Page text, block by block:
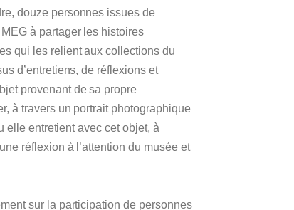
douze personnes issues de
à partager les histoires
qui les relient aux collections du
d’entretiens, de réflexions et
provenant de sa propre
à travers un portrait photographique
elle entretient avec cet objet, à
réflexion à l’attention du musée et
sur la participation de personnes